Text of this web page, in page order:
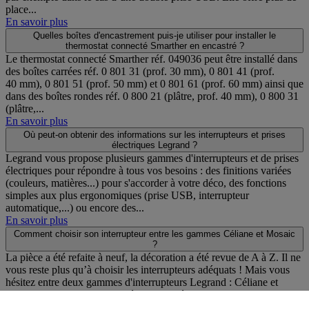
place...
En savoir plus
Quelles boîtes d'encastrement puis-je utiliser pour installer le
thermostat connecté Smarther en encastré ?
Le thermostat connecté Smarther réf. 049036 peut être installé dans
des boîtes carrées réf. 0 801 31 (prof. 30 mm), 0 801 41 (prof.
40 mm), 0 801 51 (prof. 50 mm) et 0 801 61 (prof. 60 mm) ainsi que
dans des boîtes rondes réf. 0 800 21 (plâtre, prof. 40 mm), 0 800 31
(plâtre,...
En savoir plus
Où peut-on obtenir des informations sur les interrupteurs et prises
électriques Legrand ?
Legrand vous propose plusieurs gammes d'interrupteurs et de prises
électriques pour répondre à tous vos besoins : des finitions variées
(couleurs, matières...) pour s'accorder à votre déco, des fonctions
simples aux plus ergonomiques (prise USB, interrupteur
automatique,...) ou encore des...
En savoir plus
Comment choisir son interrupteur entre les gammes Céliane et Mosaic
?
La pièce a été refaite à neuf, la décoration a été revue de A à Z. Il ne
vous reste plus qu’à choisir les interrupteurs adéquats ! Mais vous
hésitez entre deux gammes d'interrupteurs Legrand : Céliane et
Mosaic. Quelles sont les différences ? Céliane propose des